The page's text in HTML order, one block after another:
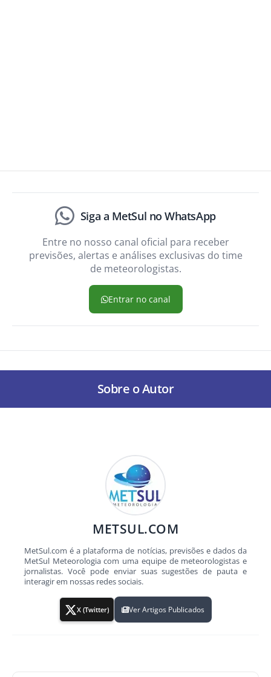
Siga a MetSul no WhatsApp
Entre no nosso canal oficial para receber
previsões, alertas e análises exclusivas do time
de meteorologistas.
Entrar no canal
Sobre o Autor
METSUL.COM
MetSul.com é a plataforma de notícias, previsões e dados da
MetSul Meteorologia com uma equipe de meteorologistas e
jornalistas. Você pode enviar suas sugestões de pauta e
interagir em nossas redes sociais.
X (Twitter) Ver Artigos Publicados